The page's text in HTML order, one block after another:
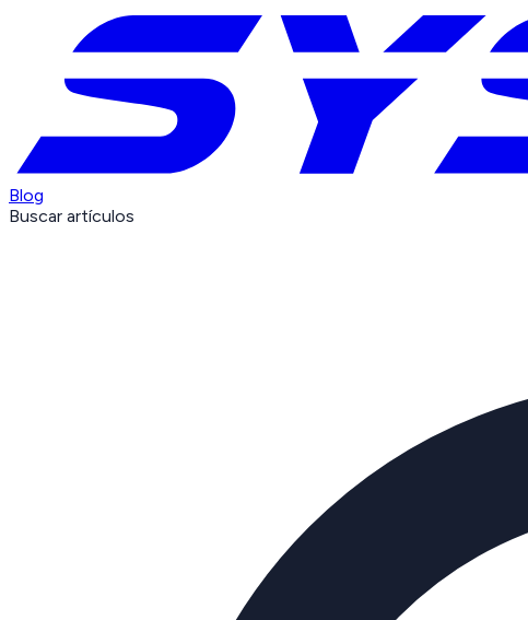
Blog
Buscar artículos